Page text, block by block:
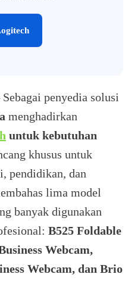
penyedia solusi
menghadirkan
untuk kebutuhan
khusus untuk
pendidikan, dan
lima model
banyak digunakan
B525 Foldable
Webcam,
Webcam, dan Brio